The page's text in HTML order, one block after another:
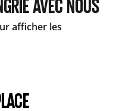
AVEC NOUS
afficher les